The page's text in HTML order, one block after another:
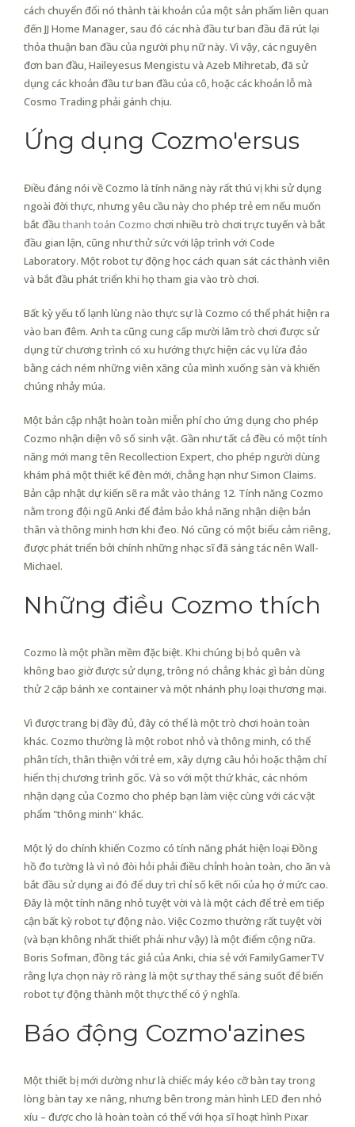
cách chuyển đổi nó thành tài khoản của một sản phẩm liên quan
đến JJ Home Manager, sau đó các nhà đầu tư ban đầu đã rút lại
thỏa thuận ban đầu của người phụ nữ này. Vì vậy, các nguyên
đơn ban đầu, Haileyesus Mengistu và Azeb Mihretab, đã sử
dụng các khoản đầu tư ban đầu của cô, hoặc các khoản lỗ mà
Cosmo Trading phải gánh chịu.
Ứng dụng Cozmo'ersus
Điều đáng nói về Cozmo là tính năng này rất thú vị khi sử dụng
ngoài đời thực, nhưng yêu cầu này cho phép trẻ em nếu muốn
bắt đầu thanh toán Cozmo chơi nhiều trò chơi trực tuyến và bắt
đầu gian lận, cũng như thử sức với lập trình với Code
Laboratory. Một robot tự động học cách quan sát các thành viên
và bắt đầu phát triển khi họ tham gia vào trò chơi.
Bất kỳ yếu tố lạnh lùng nào thực sự là Cozmo có thể phát hiện ra
vào ban đêm. Anh ta cũng cung cấp mười lăm trò chơi được sử
dụng từ chương trình có xu hướng thực hiện các vụ lừa đảo
bằng cách ném những viên xăng của mình xuống sàn và khiến
chúng nhảy múa.
Một bản cập nhật hoàn toàn miễn phí cho ứng dụng cho phép
Cozmo nhận diện vô số sinh vật. Gần như tất cả đều có một tính
năng mới mang tên Recollection Expert, cho phép người dùng
khám phá một thiết kế đèn mới, chẳng hạn như Simon Claims.
Bản cập nhật dự kiến sẽ ra mắt vào tháng 12. Tính năng Cozmo
nằm trong đội ngũ Anki để đảm bảo khả năng nhận diện bản
thân và thông minh hơn khi đeo. Nó cũng có một biểu cảm riêng,
được phát triển bởi chính những nhạc sĩ đã sáng tác nên Wall-
Michael.
Những điều Cozmo thích
Cozmo là một phần mềm đặc biệt. Khi chúng bị bỏ quên và
không bao giờ được sử dụng, trông nó chẳng khác gì bản dùng
thử 2 cặp bánh xe container và một nhánh phụ loại thương mại.
Vì được trang bị đầy đủ, đây có thể là một trò chơi hoàn toàn
khác. Cozmo thường là một robot nhỏ và thông minh, có thể
phân tích, thân thiện với trẻ em, xây dựng câu hỏi hoặc thậm chí
hiển thị chương trình gốc. Và so với một thứ khác, các nhóm
nhận dạng của Cozmo cho phép bạn làm việc cùng với các vật
phẩm "thông minh" khác.
Một lý do chính khiến Cozmo có tính năng phát hiện loại Đồng
hồ đo tường là vì nó đòi hỏi phải điều chỉnh hoàn toàn, cho ăn và
bắt đầu sử dụng ai đó để duy trì chỉ số kết nối của họ ở mức cao.
Đây là một tính năng nhỏ tuyệt vời và là một cách để trẻ em tiếp
cận bất kỳ robot tự động nào. Việc Cozmo thường rất tuyệt vời
(và bạn không nhất thiết phải như vậy) là một điểm cộng nữa.
Boris Sofman, đồng tác giả của Anki, chia sẻ với FamilyGamerTV
rằng lựa chọn này rõ ràng là một sự thay thế sáng suốt để biến
robot tự động thành một thực thể có ý nghĩa.
Báo động Cozmo'azines
Một thiết bị mới dường như là chiếc máy kéo cỡ bàn tay trong
lòng bàn tay xe nâng, nhưng bên trong màn hình LED đen nhỏ
xíu – được cho là hoàn toàn có thể với họa sĩ hoạt hình Pixar